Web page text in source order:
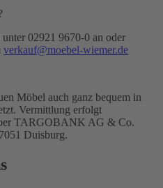
02921 9670-0 an oder
verkauf@moebel-wiemer.de
Möbel auch ganz bequem in
Vermittlung erfolgt
TARGOBANK AG & Co.
Duisburg.